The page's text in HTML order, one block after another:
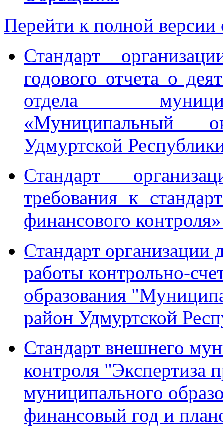
Перейти к полной версии
Стандарт
годового отчета о
отдела
«Муниципальный
Удмуртской
Стандарт
требования к
финансового
Стандарт организации
работы контрольно-
образования
район Удмуртской
Стандарт внешнего
контроля "Экспертиза
муниципального
финансовый год и